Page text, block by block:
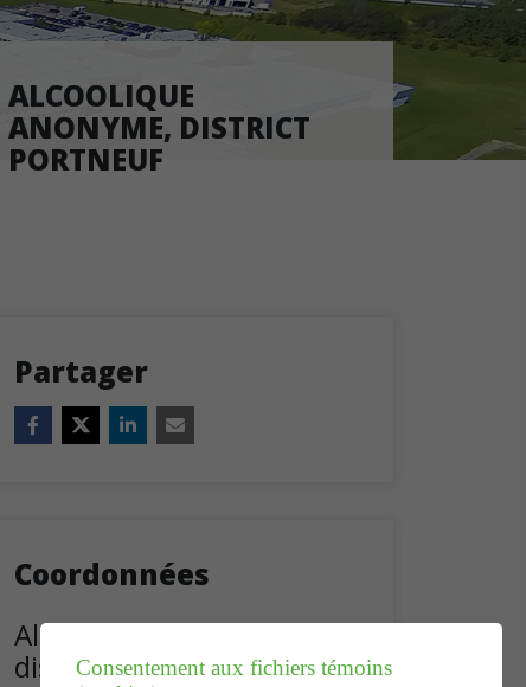
ALCOOLIQUE
ANONYME, DISTRICT
PORTNEUF
Partager
Coordonnées
Alcoolique anonyme,
district Portneuf
Consentement aux fichiers témoins